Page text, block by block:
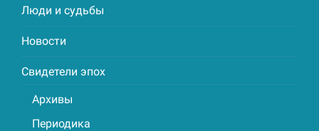
Люди и судьбы
Новости
Свидетели эпох
Архивы
Периодика